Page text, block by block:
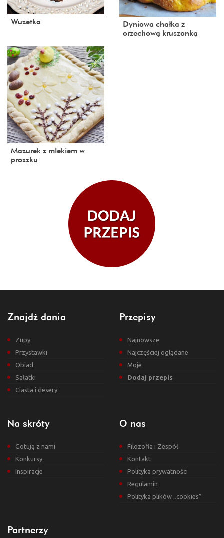
Wuzetka
Dyniowa chałka z
orzechową kruszonką
Mazurek z mlekiem w
proszku
Znajdź dania
Zupy
Przystawki
Obiad
Sałatki
Ciasta i desery
Przepisy
Najnowsze
Najczęściej oglądane
Moje
Dodaj przepis
Na skróty
Gotują z nami
Konkursy
Inspiracje
O nas
Filozofia i Zespół
Kontakt
Polityka prywatności
Regulamin
Polityka plików „cookies”
Partnerzy